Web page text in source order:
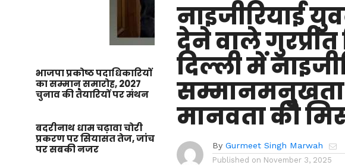
भाजपा प्रकोष्ठ पदाधिकारियों
का सम्मान समारोह, 2027
चुनाव की तैयारियों पर मंथन
बदरीनाथ धाम चढ़ावा चोरी
प्रकरण पर सियासत तेज, जांच
पर सबकी नजर
नाइजीरियाई
देने वाले
दिल्ली में
सम्मानमनुखता
मानवता की
By Gurmeet Singh Marwah
Published on November 3, 2025